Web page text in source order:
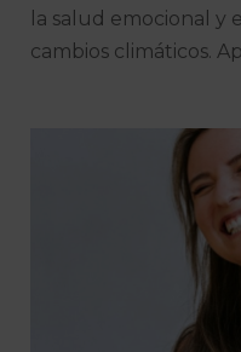
la salud emocional
cambios climáticos.